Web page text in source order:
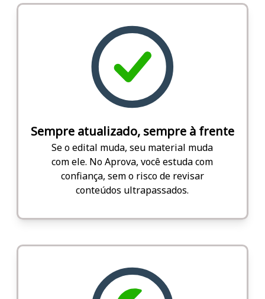
Sempre atualizado, sempre à frente
Se o edital muda, seu material muda
com ele. No Aprova, você estuda com
confiança, sem o risco de revisar
conteúdos ultrapassados.